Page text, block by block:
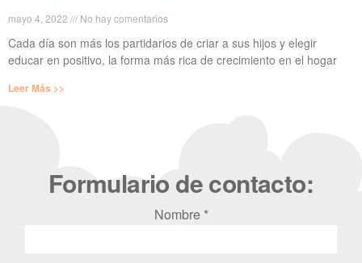
mayo 4, 2022 No hay comentarios
Cada día son más los partidarios de criar a sus hijos y elegir
educar en positivo, la forma más rica de crecimiento en el hogar
Leer Más >>
Formulario de contacto:
Nombre *